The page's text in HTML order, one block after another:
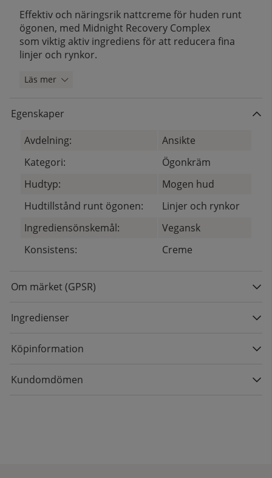
Effektiv och näringsrik nattcreme för huden runt
ögonen, med Midnight Recovery Complex
som viktig aktiv ingrediens för att reducera fina
linjer och rynkor.
Läs mer
Egenskaper
Avdelning:
Ansikte
Kategori:
Ögonkräm
Hudtyp:
Mogen hud
Hudtillstånd runt ögonen:
Linjer och rynkor
Ingrediensönskemål:
Vegansk
Konsistens:
Creme
Om märket (GPSR)
Ingredienser
Köpinformation
Kundomdömen